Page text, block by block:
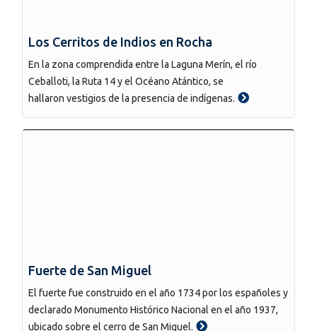
Los Cerritos de Indios en Rocha
En la zona comprendida entre la Laguna Merín, el río
Ceballoti, la Ruta 14 y el Océano Atántico, se
hallaron vestigios de la presencia de indígenas.
Fuerte de San Miguel
El fuerte fue construido en el año 1734 por los españoles y
declarado Monumento Histórico Nacional en el año 1937,
ubicado sobre el cerro de San Miguel.